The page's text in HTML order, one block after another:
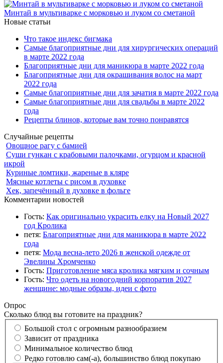
Минтай в мультиварке с морковью и луком со сметаной
Новые статьи
Что такое индекс бигмака
Самые благоприятные дни для хирургических операций
в марте 2022 года
Благоприятные дни для маникюра в марте 2022 года
Благоприятные дни для окрашивания волос на март
2022 года
Самые благоприятные дни для зачатия в марте 2022 года
Самые благоприятные дни для свадьбы в марте 2022
года
Рецепты блинов, которые вам точно понравятся
Случайные рецепты
Овощное рагу с бамией
Суши гункан с крабовыми палочками, огурцом и красной
икрой
Куриные ломтики, жареные в кляре
Мясные котлеты с рисом в духовке
Хек, запечённый в духовке в фольге
Комментарии новостей
Гость: Как оригинально украсить елку на Новый 2027
год Кролика
петя: Благоприятные дни для маникюра в марте 2022
года
петя: Мода весна-лето 2026 в женской одежде от
Эвелины Хромченко
Гость: Приготовление мяса кролика мягким и сочным
Гость: Что одеть на новогодний корпоратив 2027
женщине: модные образы, идеи с фото
Опрос
Сколько блюд вы готовите на праздник?
Большой стол с огромным разнообразием
Зависит от праздника
Минимальное количество блюд
Редко готовлю сам(-а), большинство блюд покупаю